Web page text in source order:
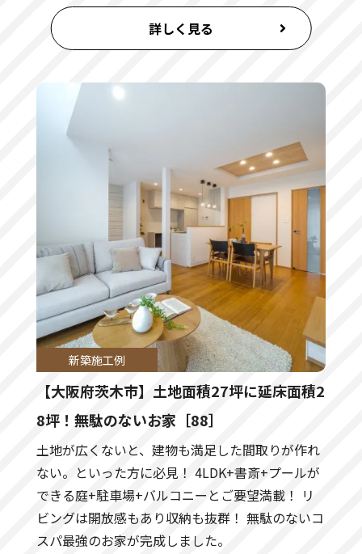
詳しく見る
新築施工例
【大阪府茨木市】土地面積27坪に延床面積2
8坪！無駄のないお家［88］
土地が広くないと、建物も満足した間取りが作れ
ない。といった方に必見！ 4LDK+書斎+プールが
できる庭+駐車場+バルコニーとご要望満載！ リ
ビングは開放感もあり収納も抜群！ 無駄のないコ
スパ最強のお家が完成しました。